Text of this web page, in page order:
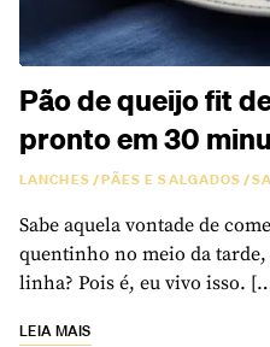
Pão de queijo fit
pronto em 30
LANCHES/PÃES E SALGADOS/
Sabe aquela vontade de
quentinho no meio da
linha? Pois é, eu vivo isso.
LEIA MAIS